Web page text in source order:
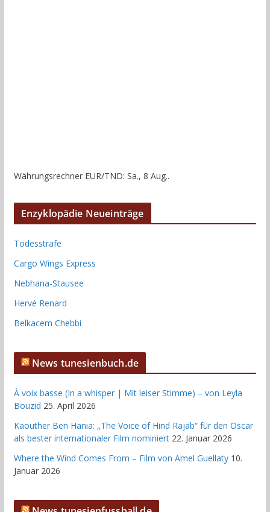
Währungsrechner EUR/TND: Sa., 8 Aug..
Enzyklopädie Neueinträge
Todesstrafe
Cargo Wings Express
Nebhana-Stausee
Hervé Renard
Belkacem Chebbi
News tunesienbuch.de
À voix basse (In a whisper | Mit leiser Stimme) – von Leyla
Bouzid 25. April 2026
Kaouther Ben Hania: „The Voice of Hind Rajab“ für den Oscar
als bester internationaler Film nominiert 22. Januar 2026
Where the Wind Comes From – Film von Amel Guellaty 10.
Januar 2026